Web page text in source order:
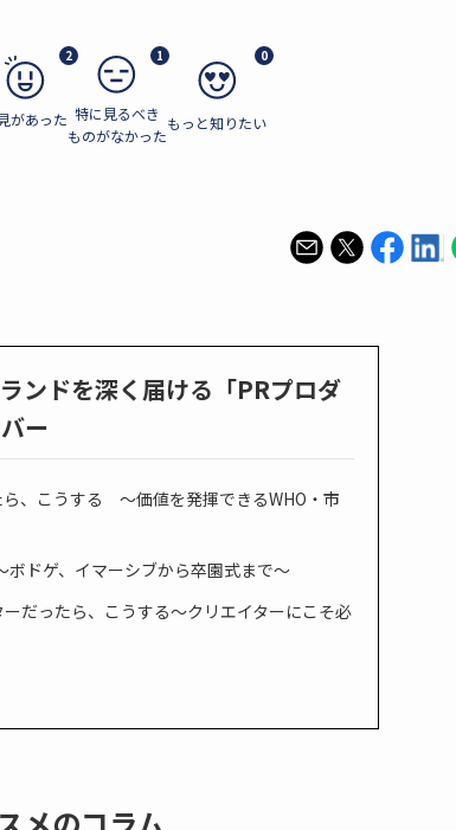
2
があった
1
特に見るべき
ものがなかった
0
もっと知りたい
ンドを深く届ける「PRプロダ
ー
、こうする 〜価値を発揮できるWHO・市
ボドゲ、イマーシブから卒園式まで〜
だったら、こうする〜クリエイターにこそ必